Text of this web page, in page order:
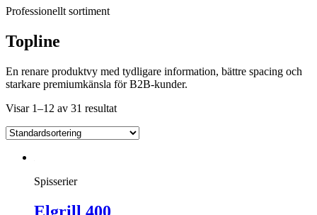
Professionellt sortiment
Topline
En renare produktvy med tydligare information, bättre spacing och
starkare premiumkänsla för B2B-kunder.
Visar 1–12 av 31 resultat
Spisserier
Elgrill 400